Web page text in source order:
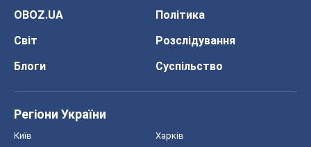
OBOZ.UA
Політика
Світ
Розслідування
Блоги
Суспільство
Регіони України
Київ Харків